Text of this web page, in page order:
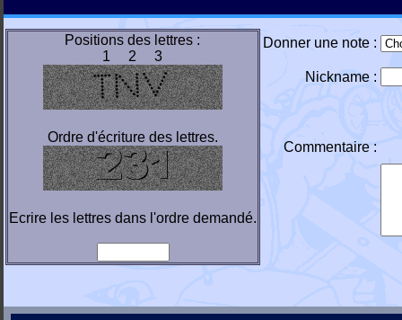
Positions des lettres :
1 2 3
Ordre d'écriture des lettres.
Ecrire les lettres dans l'ordre demandé.
Donner une note :
Nickname :
Commentaire :